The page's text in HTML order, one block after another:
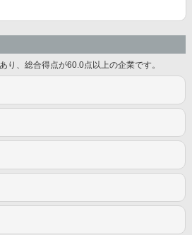
り、総合得点が60.0点以上の企業です。